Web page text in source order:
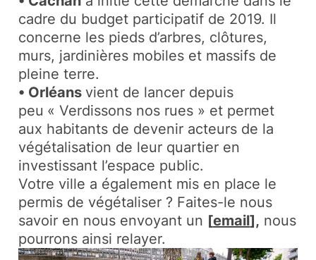
cadre du budget participatif de 2019. Il
concerne les pieds d’arbres, clôtures,
murs, jardinières mobiles et massifs de
pleine terre.
• Orléansvient de lancer depuis
peu « Verdissons nos rues » et permet
aux habitants de devenir acteurs de la
végétalisation de leur quartier en
investissant l’espace public.
Votre ville a également mis en place le
permis de végétaliser ? Faites-le nous
savoir en nous envoyant un [email], nous
pourrons ainsi relayer.